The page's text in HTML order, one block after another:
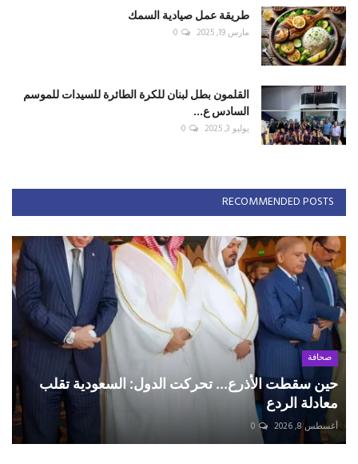
طريقة عمل صيادية السمك
مارس 19, 2025 0
القلمون بطل لبنان للكرة الطائرة للسيدات للموسم
السادس ع...
يوليو 3, 2025 0
RECOMMENDED POSTS
صحافة
حين سقطت الأذرع... تحركت الدول: السعودية تقلب
معادلة الردع
أغسطس 8, 2026 0